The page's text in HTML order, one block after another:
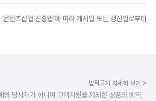
텐츠삽업 진흥법'에 따라 개시일 또는 갱신일로부터
법적고지 자세히 보기 >
당사자가 아니며 고객지원을 제외한 상품의 예약,